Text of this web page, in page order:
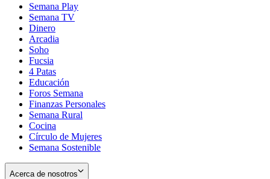
Semana Play
Semana TV
Dinero
Arcadia
Soho
in
new
window
Fucsia
in
new
window
4 Patas
Educación
Foros Semana
Finanzas Personales
Semana Rural
Cocina
Círculo de Mujeres
Semana Sostenible
Acerca de nosotros